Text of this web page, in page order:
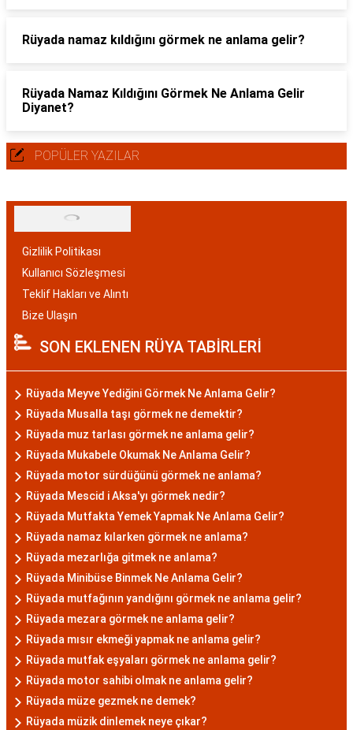
Rüyada namaz kıldığını görmek ne anlama gelir?
Rüyada Namaz Kıldığını Görmek Ne Anlama Gelir
Diyanet?
POPÜLER YAZILAR
Gizlilik Politikası
Kullanıcı Sözleşmesi
Teklif Hakları ve Alıntı
Bize Ulaşın
SON EKLENEN RÜYA TABİRLERİ
Rüyada Meyve Yediğini Görmek Ne Anlama Gelir?
Rüyada Musalla taşı görmek ne demektir?
Rüyada muz tarlası görmek ne anlama gelir?
Rüyada Mukabele Okumak Ne Anlama Gelir?
Rüyada motor sürdüğünü görmek ne anlama?
Rüyada Mescid i Aksa'yı görmek nedir?
Rüyada Mutfakta Yemek Yapmak Ne Anlama Gelir?
Rüyada namaz kılarken görmek ne anlama?
Rüyada mezarlığa gitmek ne anlama?
Rüyada Minibüse Binmek Ne Anlama Gelir?
Rüyada mutfağının yandığını görmek ne anlama gelir?
Rüyada mezara görmek ne anlama gelir?
Rüyada mısır ekmeği yapmak ne anlama gelir?
Rüyada mutfak eşyaları görmek ne anlama gelir?
Rüyada motor sahibi olmak ne anlama gelir?
Rüyada müze gezmek ne demek?
Rüyada müzik dinlemek neye çıkar?